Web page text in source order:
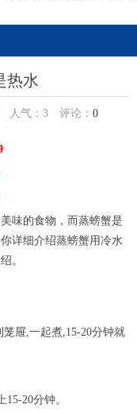
热水
气： 3评论： 0
味的食物，而蒸螃蟹是
详细介绍蒸螃蟹用冷水
。
屉,一起煮,15-20分钟就
20分钟。